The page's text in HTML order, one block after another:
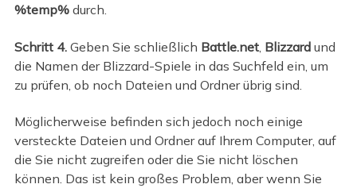
%temp%durch.
Schritt 4. Geben Sie schließlich Battle.net, Blizzardund
die Namen der Blizzard-Spiele in das Suchfeld ein, um
zu prüfen, ob noch Dateien und Ordner übrig sind.
Möglicherweise befinden sich jedoch noch einige
versteckte Dateien und Ordner auf Ihrem Computer, auf
die Sie nicht zugreifen oder die Sie nicht löschen
können. Das ist kein großes Problem, aber wenn Sie